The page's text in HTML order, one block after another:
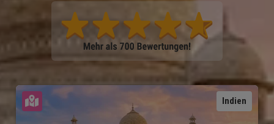
Indien
Karte ansehen